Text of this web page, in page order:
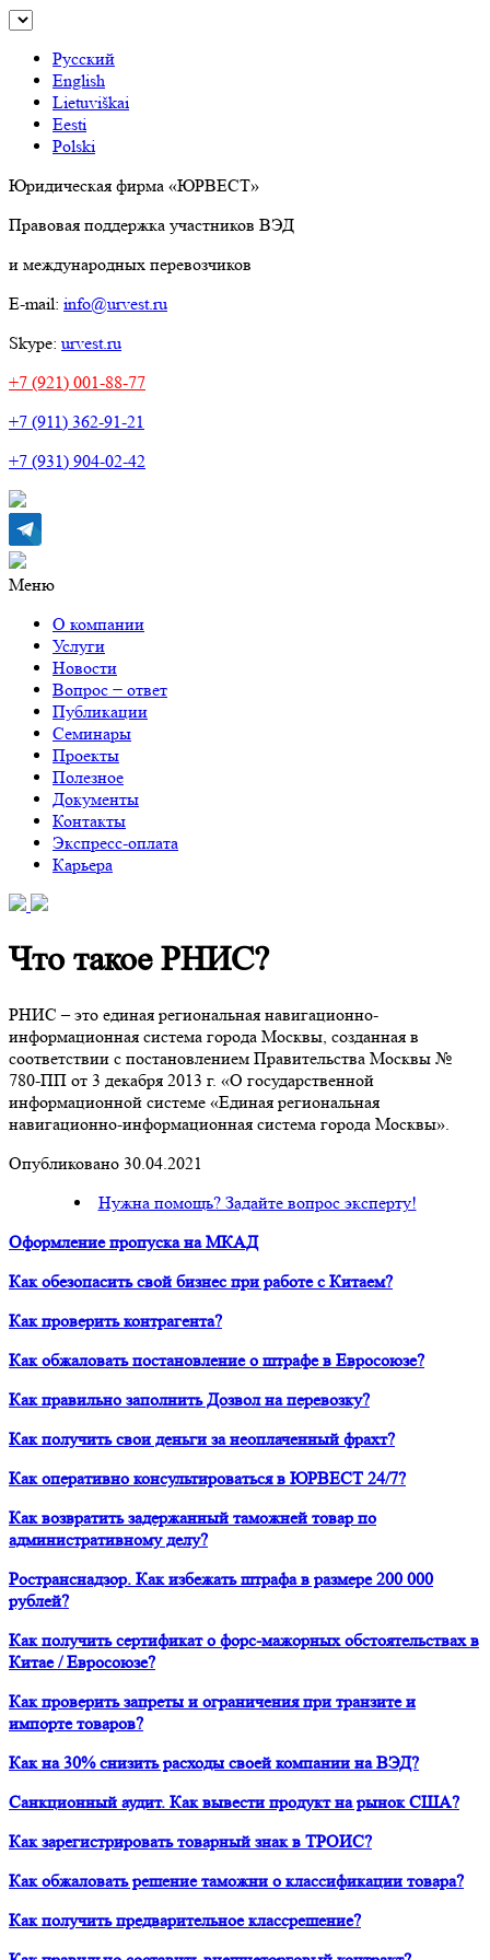
Русский
English
Lietuviškai
Eesti
Polski
Юридическая фирма «ЮРВЕСТ»
Правовая поддержка участников ВЭД
и международных перевозчиков
E-mail: info@urvest.ru
Skype: urvest.ru
+7 (921) 001-88-77
+7 (911) 362-91-21
+7 (931) 904-02-42
Меню
О компании
Услуги
Новости
Вопрос − ответ
Публикации
Семинары
Проекты
Полезное
Документы
Контакты
Экспресс-оплата
Карьера
Что такое РНИС?
РНИС – это единая региональная навигационно-
информационная система города Москвы, созданная в
соответствии с постановлением Правительства Москвы №
780-ПП от 3 декабря 2013 г. «О государственной
информационной системе «Единая региональная
навигационно-информационная система города Москвы».
Опубликовано 30.04.2021
Нужна помощь? Задайте вопрос эксперту!
Оформление пропуска на МКАД
Как обезопасить свой бизнес при работе с Китаем?
Как проверить контрагента?
Как обжаловать постановление о штрафе в Евросоюзе?
Как правильно заполнить Дозвол на перевозку?
Как получить свои деньги за неоплаченный фрахт?
Как оперативно консультироваться в ЮРВЕСТ 24/7?
Как возвратить задержанный таможней товар по
административному делу?
Ространснадзор. Как избежать штрафа в размере 200 000
рублей?
Как получить сертификат о форс-мажорных обстоятельствах в
Китае / Евросоюзе?
Как проверить запреты и ограничения при транзите и
импорте товаров?
Как на 30% снизить расходы своей компании на ВЭД?
Санкционный аудит. Как вывести продукт на рынок США?
Как зарегистрировать товарный знак в ТРОИС?
Как обжаловать решение таможни о классификации товара?
Как получить предварительное классрешение?